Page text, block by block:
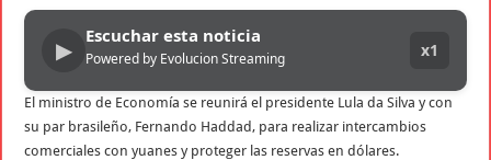
▶
Escuchar esta noticia
Powered by Evolucion Streaming x1
El ministro de Economía se reunirá el presidente Lula da Silva y con
su par brasileño, Fernando Haddad, para realizar intercambios
comerciales con yuanes y proteger las reservas en dólares.